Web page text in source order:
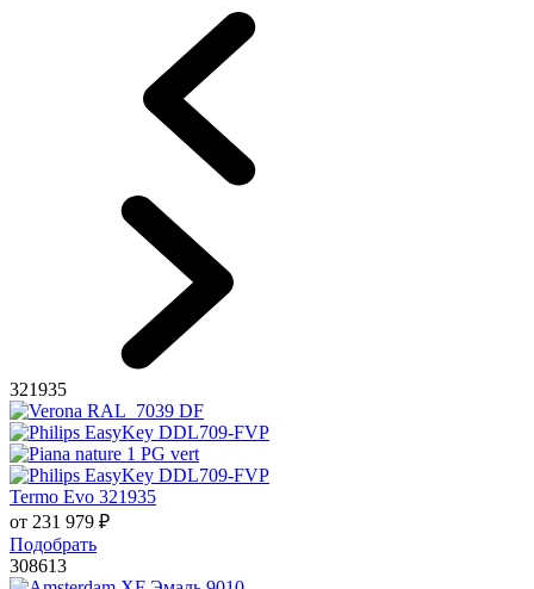
321935
Termo Evo 321935
от 231 979 ₽
Подобрать
308613